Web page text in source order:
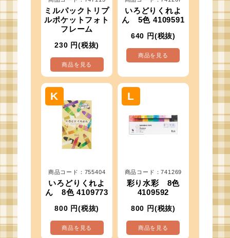
ミルパックトリプ
ルポケットフォト
フレーム
230 円(税抜)
商品を見る
いろどりくれよ
ん 5色 4109591
640 円(税抜)
商品を見る
商品コード：755404
いろどりくれよ
ん 8色 4109773
800 円(税抜)
商品を見る
商品コード：741269
彩り水彩 8色
4109592
800 円(税抜)
商品を見る